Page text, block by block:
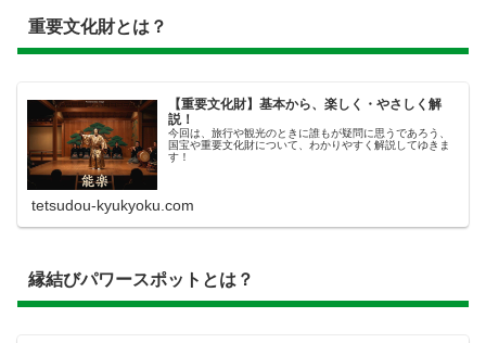
重要文化財とは？
【重要文化財】基本から、楽しく・やさしく解
説！
今回は、旅行や観光のときに誰もが疑問に思うであろう、
国宝や重要文化財について、わかりやすく解説してゆきま
す！
tetsudou-kyukyoku.com
縁結びパワースポットとは？